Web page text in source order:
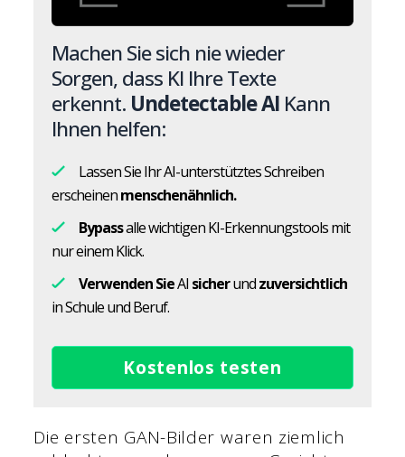
Machen Sie sich nie wieder
Sorgen, dass KI Ihre Texte
erkennt. Undetectable AI Kann
Ihnen helfen:
Lassen Sie Ihr AI-unterstütztes Schreiben
erscheinenmenschenähnlich.
Bypassalle wichtigen KI-Erkennungstools mit
nur einem Klick.
Verwenden SieAI sicherundzuversichtlich
in Schule und Beruf.
Kostenlos testen
Die ersten GAN-Bilder waren ziemlich